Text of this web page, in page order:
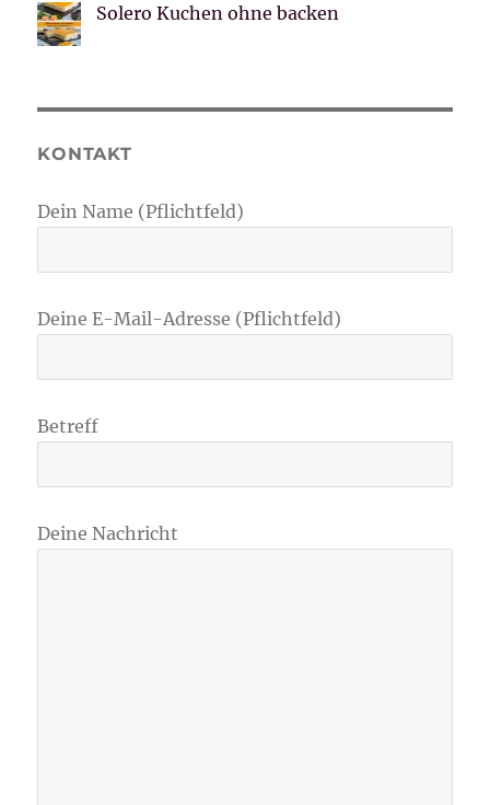
Solero Kuchen ohne backen
KONTAKT
Dein Name (Pflichtfeld)
Deine E-Mail-Adresse (Pflichtfeld)
Betreff
Deine Nachricht